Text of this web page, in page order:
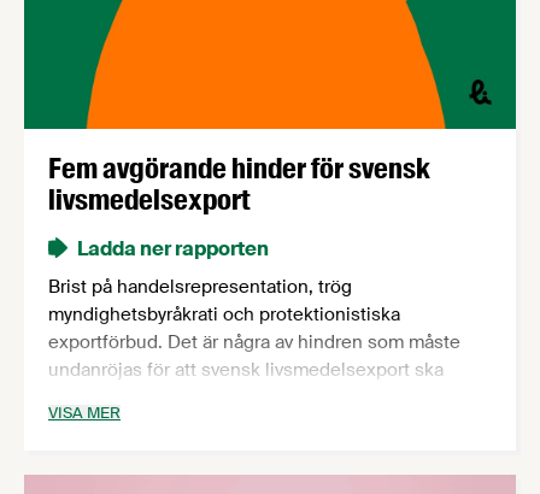
Fem avgörande hinder för svensk
livsmedelsexport
Ladda ner rapporten
Brist på handelsrepresentation, trög
myndighetsbyråkrati och protektionistiska
exportförbud. Det är några av hindren som måste
undanröjas för att svensk livsmedelsexport ska
avgörande hinder för svensk livsmedelsexport”, där
exporten. Rapporten bygger på rapporter och
VISA MER